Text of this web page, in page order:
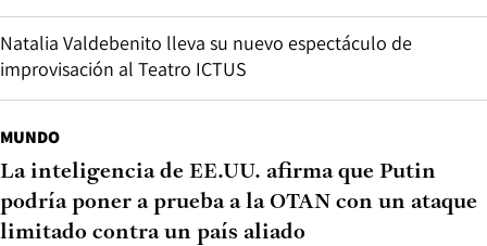
Natalia Valdebenito lleva su nuevo espectáculo de
improvisación al Teatro ICTUS
MUNDO
La inteligencia de EE.UU. afirma que Putin
podría poner a prueba a la OTAN con un ataque
limitado contra un país aliado